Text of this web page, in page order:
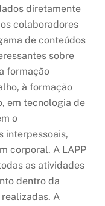
diretamente
os colaboradores
de conteúdos
sobre
formação
à formação
em tecnologia de
o
interpessoais,
corporal. A LAPP
as atividades
dentro da
realizadas. A